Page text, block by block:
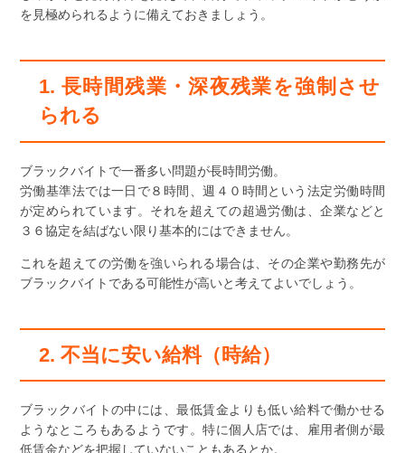
を見極められるように備えておきましょう。
1. 長時間残業・深夜残業を強制させ
られる
ブラックバイトで一番多い問題が長時間労働。
労働基準法では一日で８時間、週４０時間という法定労働時間
が定められています。それを超えての超過労働は、企業などと
３６協定を結ばない限り基本的にはできません。
これを超えての労働を強いられる場合は、その企業や勤務先が
ブラックバイトである可能性が高いと考えてよいでしょう。
2. 不当に安い給料（時給）
ブラックバイトの中には、最低賃金よりも低い給料で働かせる
ようなところもあるようです。特に個人店では、雇用者側が最
低賃金などを把握していないこともあるとか。